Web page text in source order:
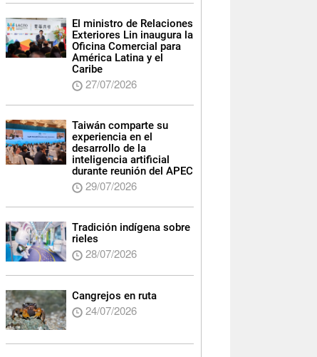
El ministro de Relaciones
Exteriores Lin inaugura la
Oficina Comercial para
América Latina y el
Caribe
27/07/2026
Taiwán comparte su
experiencia en el
desarrollo de la
inteligencia artificial
durante reunión del APEC
29/07/2026
Tradición indígena sobre
rieles
28/07/2026
Cangrejos en ruta
24/07/2026